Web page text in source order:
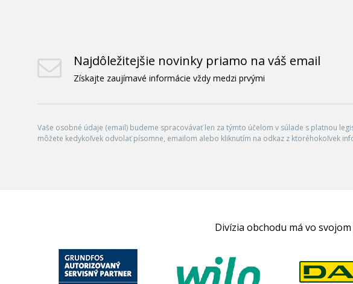
Najdôležitejšie novinky priamo na váš email
Získajte zaujímavé informácie vždy medzi prvými
Vaše osobné údaje (email) budeme spracovávať len za týmto účelom v súlade s platnou
môžete kedykoľvek odvolať písomne, emailom alebo kliknutím na odkaz z ktoréhokoľvek
Divízia obchodu má vo